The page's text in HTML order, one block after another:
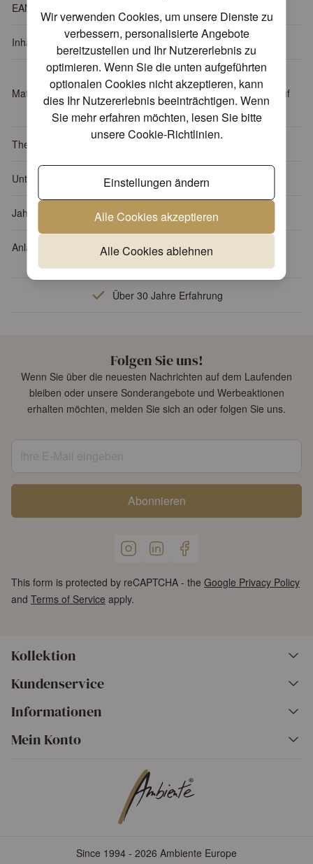
Wir verwenden Cookies, um unsere Dienste zu
verbessern, personalisierte Angebote
bereitzustellen und Ihr Nutzererlebnis zu
optimieren. Wenn Sie die unten aufgeführten
optionalen Cookies nicht akzeptieren, kann
dies Ihr Nutzererlebnis beeinträchtigen. Wenn
Sie mehr erfahren möchten, lesen Sie bitte
unsereCookie-Richtlinien.
Einstellungen ändern
Alle Cookies akzeptieren
Alle Cookies ablehnen
EAN-Code
Inhalt Verpackung 20 Servietten pro Päckchen
Material
Tissue: 3-lagig, 100% FSC,
chlorfrei gebleicht, Farben auf
Wasserbasis
Themen
Unterthema Engel
Jahreszeit Winter
Anlass Weihnachten
Über 30 Jahre Erfahrung
Folgen Sie uns!
Wenn Sie über die neuesten Nachrichten auf dem Laufenden
bleiben oder unsere Sonderangebote und Werbeaktionen
erhalten möchten, melden Sie sich an oder folgen Sie uns.
Abonnieren
This form is protected by reCAPTCHA - the Google Privacy Policy
and Terms of Service apply.
Kollektion
Kundenservice
Informationen
Mein Konto
Since 1994 - 2026 Ambiente Europe